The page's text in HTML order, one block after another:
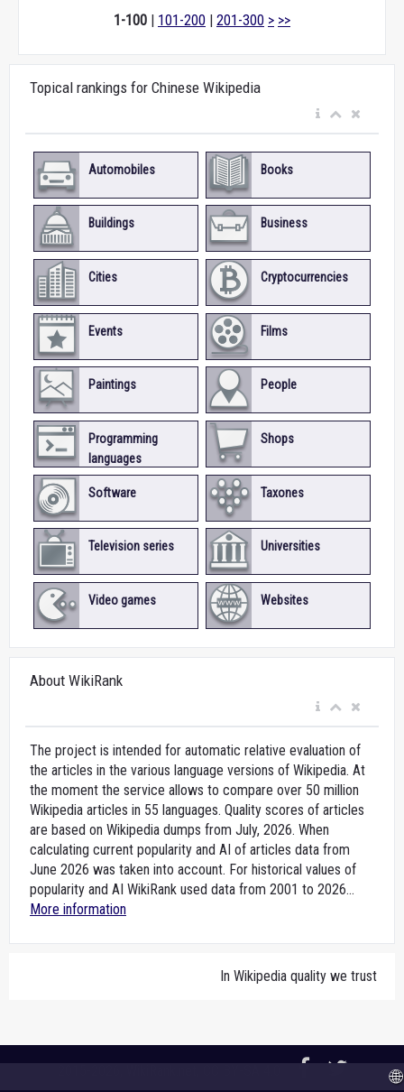
1-100 | 101-200 | 201-300 > >>
Topical rankings for Chinese Wikipedia
Automobiles Books
Buildings Business
Cities Cryptocurrencies
Events Films
Paintings People
Programming
languages
Shops
Software Taxones
Television series Universities
Video games Websites
About WikiRank
The project is intended for automatic relative evaluation of
the articles in the various language versions of Wikipedia. At
the moment the service allows to compare over 50 million
Wikipedia articles in 55 languages. Quality scores of articles
are based on Wikipedia dumps from July, 2026. When
calculating current popularity and AI of articles data from
June 2026 was taken into account. For historical values of
popularity and AI WikiRank used data from 2001 to 2026...
More information
In Wikipedia quality we trust
🌐 A